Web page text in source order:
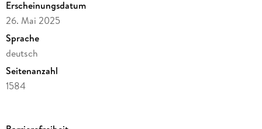
Erscheinungsdatum
26. Mai 2025
Sprache
deutsch
Seitenanzahl
1584